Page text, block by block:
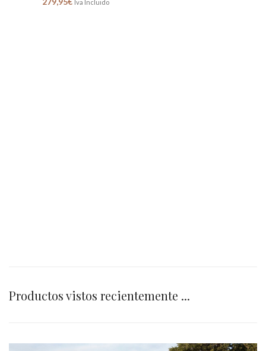
Iva Incluido
Productos vistos recientemente ...